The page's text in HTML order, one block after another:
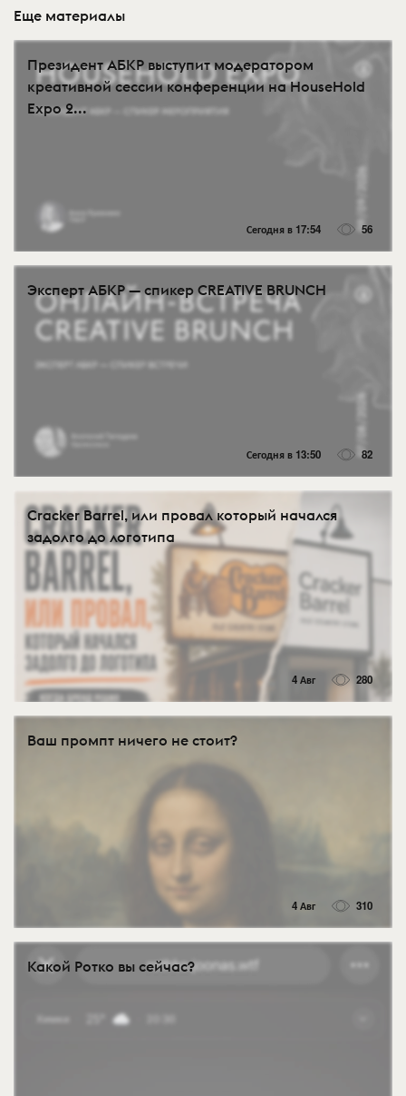
Еще материалы
Президент АБКР выступит модератором
креативной сессии конференции на HouseHold
Expo 2...
Сегодня в 17:54 56
Эксперт АБКР — спикер CREATIVE BRUNCH
Сегодня в 13:50 82
Cracker Barrel, или провал который начался
задолго до логотипа
4 Авг 280
Ваш промпт ничего не стоит?
4 Авг 310
Какой Ротко вы сейчас?